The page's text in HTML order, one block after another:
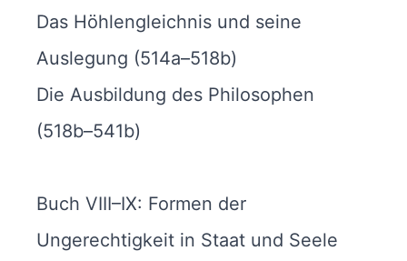
Das Höhlengleichnis und seine
Auslegung (514a–518b)
Die Ausbildung des Philosophen
(518b–541b)
Buch VIII–IX: Formen der
Ungerechtigkeit in Staat und Seele